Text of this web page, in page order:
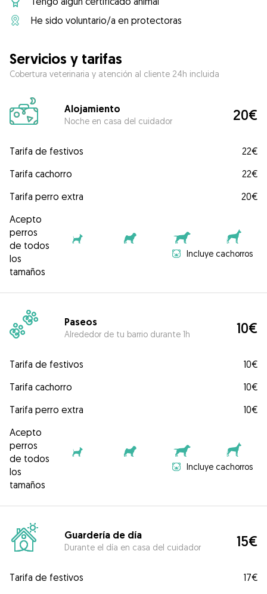
He sido voluntario/a en protectoras
Servicios y tarifas
Cobertura veterinaria y atención al cliente 24h incluida
Alojamiento
Noche en casa del cuidador 20€
Tarifa de festivos
22€
Tarifa cachorro
22€
Tarifa perro extra
20€
Acepto
perros
de todos
los
tamaños
Incluye cachorros
Paseos
Alrededor de tu barrio durante 1h 10€
Tarifa de festivos
10€
Tarifa cachorro
10€
Tarifa perro extra
10€
Acepto
perros
de todos
los
tamaños
Incluye cachorros
Guardería de día
Durante el día en casa del cuidador 15€
Tarifa de festivos 17€